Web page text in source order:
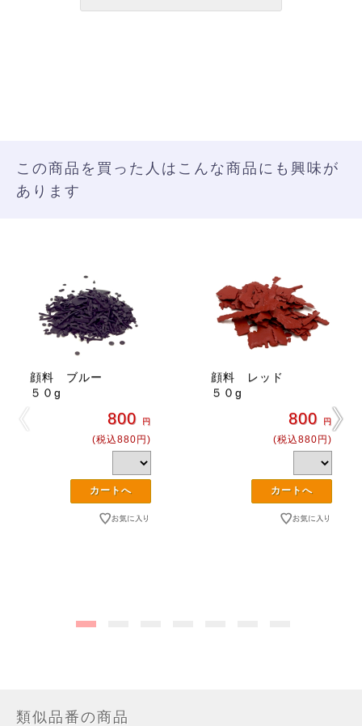
この商品を買った人はこんな商品にも興味が
あります
顔料 ブルー
５０g
800 円
(税込880円)
顔料 レッド
５０g
800 円
(税込880円)
類似品番の商品